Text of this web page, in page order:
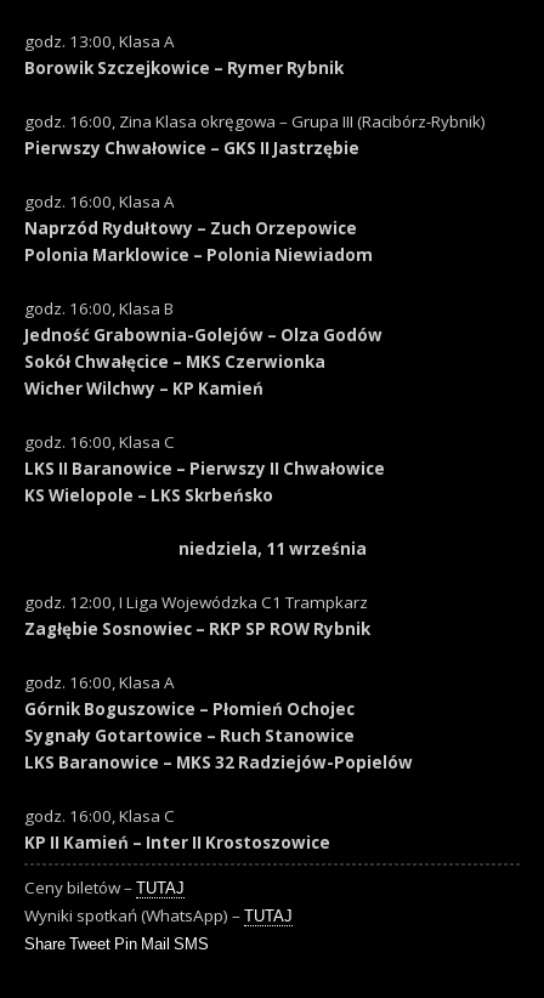
godz. 13:00, Klasa A
Borowik Szczejkowice – Rymer Rybnik
godz. 16:00, Zina Klasa okręgowa – Grupa III (Racibórz-Rybnik)
Pierwszy Chwałowice – GKS II Jastrzębie
godz. 16:00, Klasa A
Naprzód Rydułtowy – Zuch Orzepowice
Polonia Marklowice – Polonia Niewiadom
godz. 16:00, Klasa B
Jedność Grabownia-Golejów – Olza Godów
Sokół Chwałęcice – MKS Czerwionka
Wicher Wilchwy – KP Kamień
godz. 16:00, Klasa C
LKS II Baranowice – Pierwszy II Chwałowice
KS Wielopole – LKS Skrbeńsko
niedziela, 11 września
godz. 12:00, I Liga Wojewódzka C1 Trampkarz
Zagłębie Sosnowiec – RKP SP ROW Rybnik
godz. 16:00, Klasa A
Górnik Boguszowice – Płomień Ochojec
Sygnały Gotartowice – Ruch Stanowice
LKS Baranowice – MKS 32 Radziejów-Popielów
godz. 16:00, Klasa C
KP II Kamień – Inter II Krostoszowice
Ceny biletów – TUTAJ
Wyniki spotkań (WhatsApp) – TUTAJ
Share Tweet Pin Mail SMS